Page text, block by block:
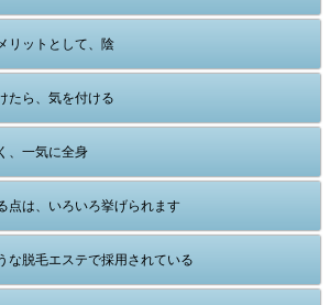
リットとして、陰
たら、気を付ける
、一気に全身
点は、いろいろ挙げられます
な脱毛エステで採用されている